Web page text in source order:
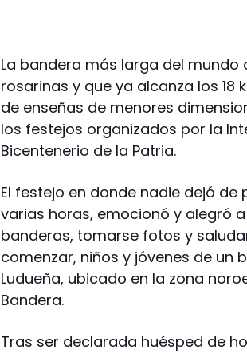
La bandera más larga del
rosarinas y que ya alcanza los 18
de enseñas de menores
los festejos organizados por la
Bicentenerio de la Patria.
El festejo en donde nadie dejó
varias horas, emocionó y alegró
banderas, tomarse fotos y
comenzar, niños y jóvenes de un
Ludueña, ubicado en la zona
Bandera.
Tras ser declarada huésped de